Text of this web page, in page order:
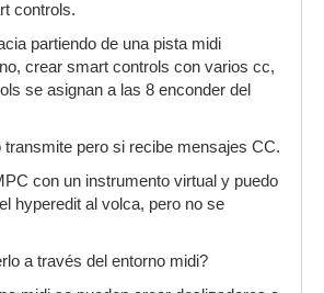
controls.
partiendo de una pista midi
crear smart controls con varios cc,
se asignan a las 8 enconder del
transmite pero si recibe mensajes CC.
con un instrumento virtual y puedo
hyperedit al volca, pero no se
a través del entorno midi?